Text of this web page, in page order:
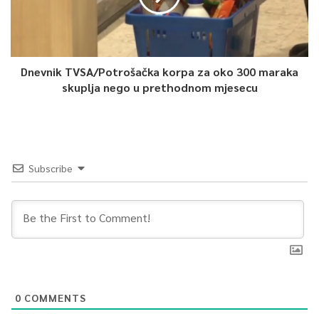
Dnevnik TVSA/Potrošačka korpa za oko 300 maraka
skuplja nego u prethodnom mjesecu
Subscribe
0 COMMENTS